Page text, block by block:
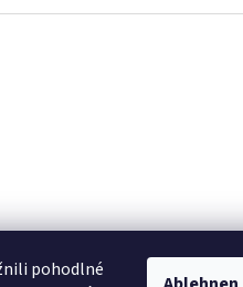
pohodlné